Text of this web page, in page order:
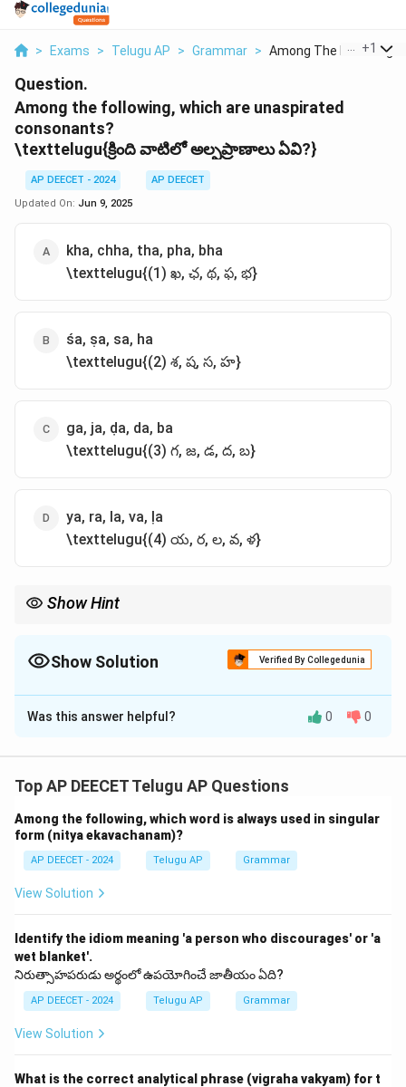
> Exams > Telugu AP > Grammar > Among The Following ...
+1
Question.
Among the following, which are unaspirated
consonants?
\texttelugu{క్రింది వాటిలో అల్పప్రాణాలు ఏవి?}
AP DEECET - 2024
AP DEECET
Updated On: Jun 9, 2025
kha, chha, tha, pha, bha
\texttelugu{(1) ఖ, ఛ, థ, ఫ, భ}
śa, ṣa, sa, ha
\texttelugu{(2) శ, ష, స, హ}
ga, ja, ḍa, da, ba
\texttelugu{(3) గ, జ, డ, ద, బ}
ya, ra, la, va, ḷa
\texttelugu{(4) య, ర, ల, వ, ళ}
Show Hint
= sibilants/fricatives like శ, ష, స, హ. \texttelugu{శ, ష, స, హ
Show Solution Verified By Collegedunia
The Correct Option isB
Solution and Explanation
breath force, traditionally the 1st and 3rd consonants
However, śa, ṣa, sa, ha are considered
sibilants/aspirates (ūṣmālu), generally mahāprāṇālu.
\texttelugu{"అల్పప్రాణాలు" అంటే తక్కువ ఊపిరితో
శ, ష, స, హ ఊష్మాలు, సాధారణంగా మహాప్రాణాలు.
}
Download Solution in PDF
Was this answer helpful? 0 0
Top AP DEECET Telugu AP Questions
Among the following, which word is always used in singular
form (nitya ekavachanam)?
AP DEECET - 2024 Telugu AP Grammar
View Solution
Identify the idiom meaning 'a person who discourages' or 'a
wet blanket'.
నిరుత్సాహపరుడు అర్థంలో ఉపయోగించే జాతీయం ఏది?
AP DEECET - 2024 Telugu AP Grammar
View Solution
What is the correct analytical phrase (vigraha vakyam) for t